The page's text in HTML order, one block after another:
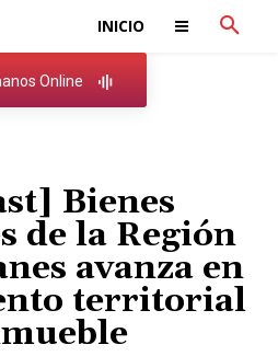
INICIO
Online
Bienes
de la Región
avanza en
territorial